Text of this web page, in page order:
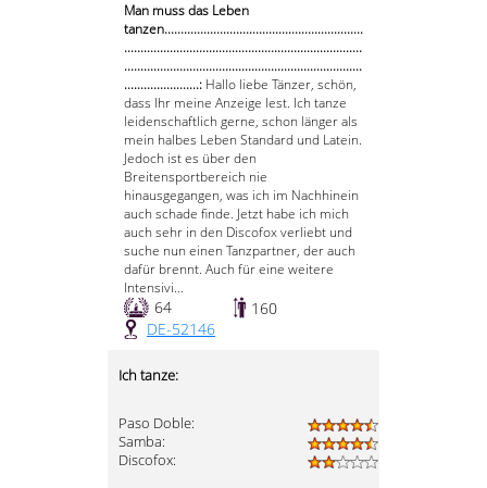
Man muss das Leben
tanzen.............................................................
.........................................................................
.........................................................................
.......................: Hallo liebe Tänzer, schön,
dass Ihr meine Anzeige lest. Ich tanze
leidenschaftlich gerne, schon länger als
mein halbes Leben Standard und Latein.
Jedoch ist es über den
Breitensportbereich nie
hinausgegangen, was ich im Nachhinein
auch schade finde. Jetzt habe ich mich
auch sehr in den Discofox verliebt und
suche nun einen Tanzpartner, der auch
dafür brennt. Auch für eine weitere
Intensivi...
64
160
DE-52146
Ich tanze:
Paso Doble:
Samba:
Discofox: